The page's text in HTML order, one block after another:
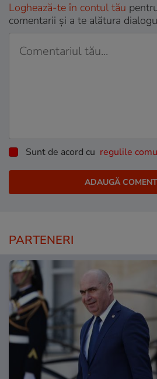
Loghează-te în contul tău
comentarii și a te alătura
Sunt de acord cu regulile
PARTENERI